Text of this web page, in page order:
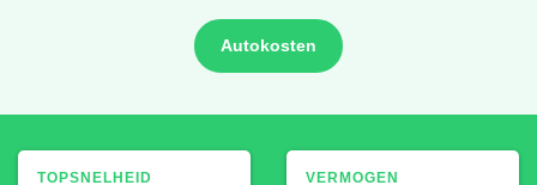
Autokosten
TOPSNELHEID VERMOGEN